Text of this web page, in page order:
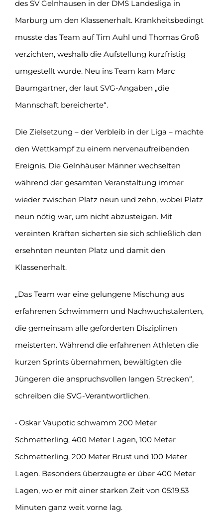
des SV Gelnhausen in der DMS Landesliga in
Marburg um den Klassenerhalt. Krankheitsbedingt
musste das Team auf Tim Auhl und Thomas Groß
verzichten, weshalb die Aufstellung kurzfristig
umgestellt wurde. Neu ins Team kam Marc
Baumgartner, der laut SVG-Angaben „die
Mannschaft bereicherte“.
Die Zielsetzung – der Verbleib in der Liga – machte
den Wettkampf zu einem nervenaufreibenden
Ereignis. Die Gelnhäuser Männer wechselten
während der gesamten Veranstaltung immer
wieder zwischen Platz neun und zehn, wobei Platz
neun nötig war, um nicht abzusteigen. Mit
vereinten Kräften sicherten sie sich schließlich den
ersehnten neunten Platz und damit den
Klassenerhalt.
„Das Team war eine gelungene Mischung aus
erfahrenen Schwimmern und Nachwuchstalenten,
die gemeinsam alle geforderten Disziplinen
meisterten. Während die erfahrenen Athleten die
kurzen Sprints übernahmen, bewältigten die
Jüngeren die anspruchsvollen langen Strecken“,
schreiben die SVG-Verantwortlichen.
• Oskar Vaupotic schwamm 200 Meter
Schmetterling, 400 Meter Lagen, 100 Meter
Schmetterling, 200 Meter Brust und 100 Meter
Lagen. Besonders überzeugte er über 400 Meter
Lagen, wo er mit einer starken Zeit von 05:19,53
Minuten ganz weit vorne lag.